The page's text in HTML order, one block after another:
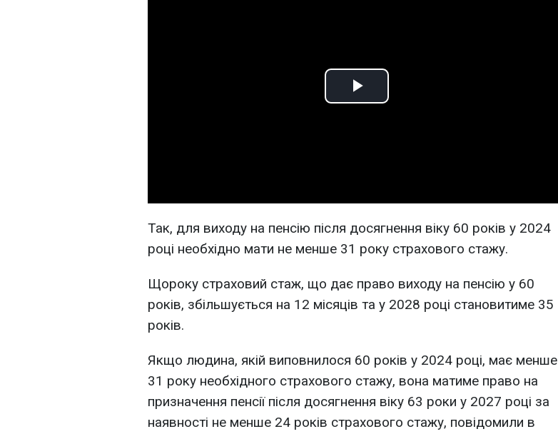
Play
Так, для виходу на пенсію після досягнення віку 60 років у 2024
році необхідно мати не менше 31 року страхового стажу.
Щороку страховий стаж, що дає право виходу на пенсію у 60
років, збільшується на 12 місяців та у 2028 році становитиме 35
років.
Якщо людина, якій виповнилося 60 років у 2024 році, має менше
31 року необхідного страхового стажу, вона матиме право на
призначення пенсії після досягнення віку 63 роки у 2027 році за
наявності не менше 24 років страхового стажу, повідомили в